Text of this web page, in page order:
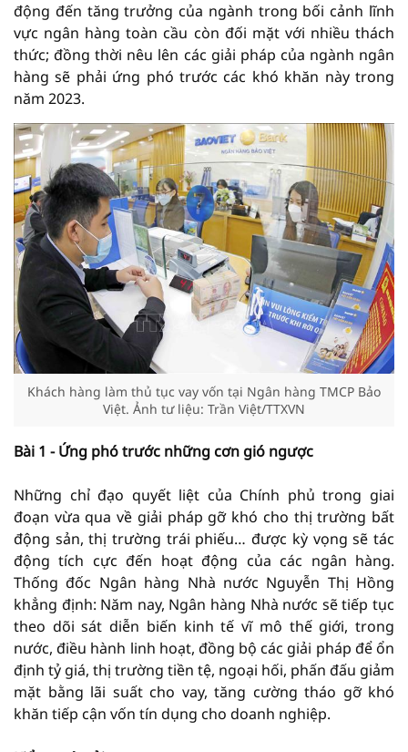
động đến tăng trưởng của ngành trong bối cảnh lĩnh
vực ngân hàng toàn cầu còn đối mặt với nhiều thách
thức; đồng thời nêu lên các giải pháp của ngành ngân
hàng sẽ phải ứng phó trước các khó khăn này trong
năm 2023.
Khách hàng làm thủ tục vay vốn tại Ngân hàng TMCP Bảo
Việt. Ảnh tư liệu: Trần Việt/TTXVN
Bài 1 - Ứng phó trước những cơn gió ngược
Những chỉ đạo quyết liệt của Chính phủ trong giai
đoạn vừa qua về giải pháp gỡ khó cho thị trường bất
động sản, thị trường trái phiếu… được kỳ vọng sẽ tác
động tích cực đến hoạt động của các ngân hàng.
Thống đốc Ngân hàng Nhà nước Nguyễn Thị Hồng
khẳng định: Năm nay, Ngân hàng Nhà nước sẽ tiếp tục
theo dõi sát diễn biến kinh tế vĩ mô thế giới, trong
nước, điều hành linh hoạt, đồng bộ các giải pháp để ổn
định tỷ giá, thị trường tiền tệ, ngoại hối, phấn đấu giảm
mặt bằng lãi suất cho vay, tăng cường tháo gỡ khó
khăn tiếp cận vốn tín dụng cho doanh nghiệp.